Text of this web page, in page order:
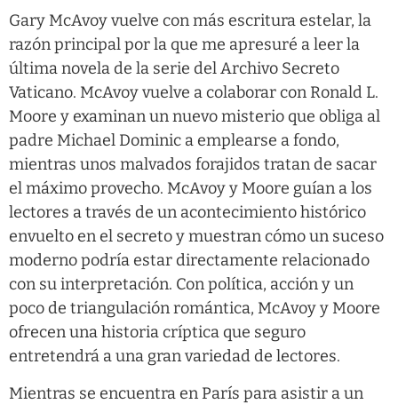
Gary McAvoy vuelve con más escritura estelar, la
razón principal por la que me apresuré a leer la
última novela de la serie del Archivo Secreto
Vaticano. McAvoy vuelve a colaborar con Ronald L.
Moore y examinan un nuevo misterio que obliga al
padre Michael Dominic a emplearse a fondo,
mientras unos malvados forajidos tratan de sacar
el máximo provecho. McAvoy y Moore guían a los
lectores a través de un acontecimiento histórico
envuelto en el secreto y muestran cómo un suceso
moderno podría estar directamente relacionado
con su interpretación. Con política, acción y un
poco de triangulación romántica, McAvoy y Moore
ofrecen una historia críptica que seguro
entretendrá a una gran variedad de lectores.
Mientras se encuentra en París para asistir a un